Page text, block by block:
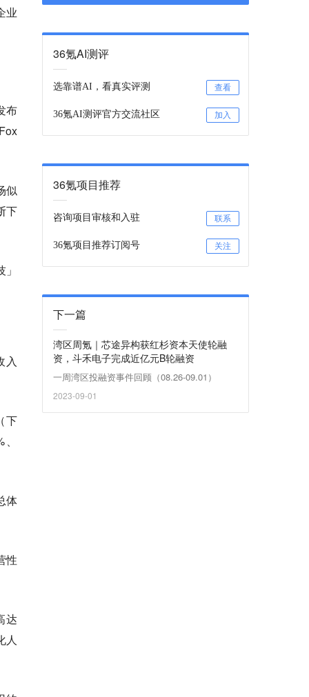
业
布
似
下
入
下
体
性
达
人
36氪AI测评
选靠谱AI，看真实评测 查看
36氪AI测评官方交流社区 加入
36氪项目推荐
咨询项目审核和入驻 联系
36氪项目推荐订阅号 关注
下一篇
湾区周氪｜芯途异构获红杉资本天使轮融
资，斗禾电子完成近亿元B轮融资
一周湾区投融资事件回顾（08.26-09.01）
2023-09-01